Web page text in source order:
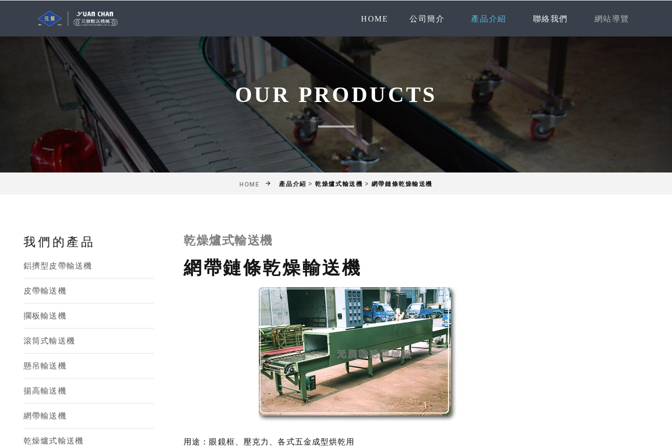
HOME 公司簡介 產品介紹 聯絡我們 網站導覽
OUR PRODUCTS
HOME 產品介紹 > 乾燥爐式輸送機 > 網帶鏈條乾燥輸送機
我們的產品
鋁擠型皮帶輸送機
皮帶輸送機
擱板輸送機
滾筒式輸送機
懸吊輸送機
揚高輸送機
網帶輸送機
乾燥爐式輸送機
乾燥爐式輸送機
網帶鏈條乾燥輸送機
用途：眼鏡框、壓克力、各式五金成型烘乾用